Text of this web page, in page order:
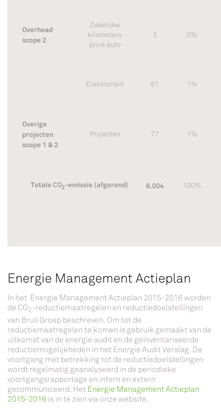
Overhead
scope 2
Zakelijke
kilometers
privé auto
3 0%
Elektriciteit 61 1%
Overige
projecten
scope 1 & 2
Projecten 77 1%
Totale CO2-emissie (afgerond) 6.004 100%
Energie Management Actieplan
In het Energie Management Actieplan 2015-2016 worden
de CO2-reductiemaatregelen en reductiedoelstellingen
van Bruil Groep beschreven. Om tot de
reductiemaatregelen te komen is gebruik gemaakt van de
uitkomst van de energie audit en de geïnventariseerde
reductiemogelijkheden in het Energie Audit Verslag. De
voortgang met betrekking tot de reductiedoelstellingen
wordt regelmatig geanalyseerd in de periodieke
voortgangsrapportage en intern en extern
gecommuniceerd. Het Energie Management Actieplan
2015-2016 is in te zien via onze website.